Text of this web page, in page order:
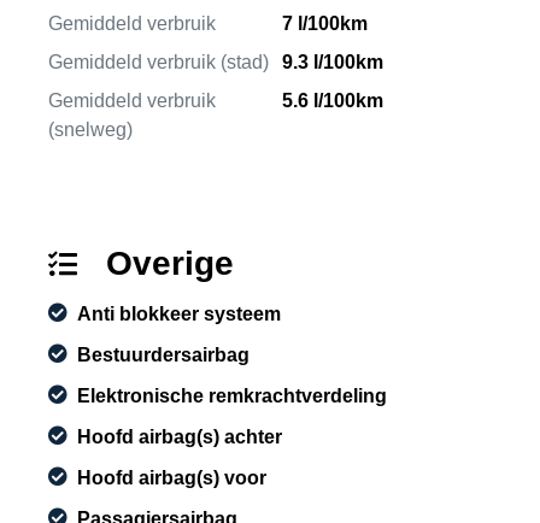
Gemiddeld verbruik
7 l/100km
Gemiddeld verbruik (stad)
9.3 l/100km
Gemiddeld verbruik
(snelweg)
5.6 l/100km
Overige
Anti blokkeer systeem
Bestuurdersairbag
Elektronische remkrachtverdeling
Hoofd airbag(s) achter
Hoofd airbag(s) voor
Passagiersairbag